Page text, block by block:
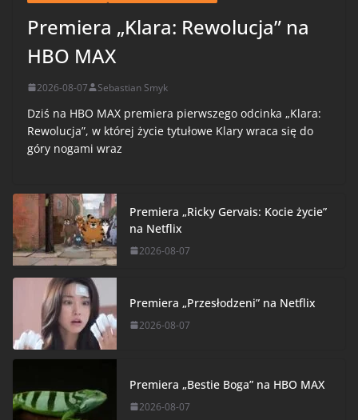
Premiera „Klara: Rewolucja” na
HBO MAX
2026-08-07 Sebastian Smyk
Dziś na HBO MAX premiera pierwszego odcinka „Klara:
Rewolucja”, w której życie tytułowe Klary wraca się do
góry nogami wraz
Premiera „Ricky Gervais: Kocie życie”
na Netflix
2026-08-07
Premiera „Przesłodzeni” na Netflix
2026-08-07
Premiera „Bestie Boga” na HBO MAX
2026-08-07